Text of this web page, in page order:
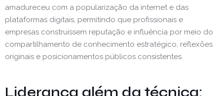
amadureceu com a popularização da internet e das
plataformas digitais, permitindo que profissionais e
empresas construíssem reputação e influência por meio do
compartilhamento de conhecimento estratégico, reflexões
originais e posicionamentos públicos consistentes.
Liderança além da técnica: